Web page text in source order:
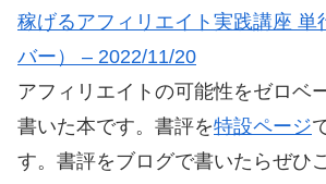
稼げるアフィリエイト実践講座 単
バー） – 2022/11/20
アフィリエイトの可能性をゼロベ
書いた本です。書評を特設ページ
す。書評をブログで書いたらぜひ